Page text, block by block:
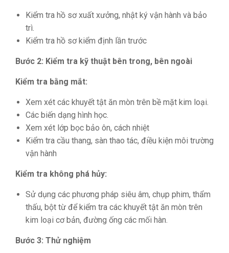
Kiểm tra hồ sơ xuất xưởng, nhật ký vận hành và bảo
trì.
Kiểm tra hồ sơ kiểm định lần trước
Bước 2: Kiểm tra kỹ thuật bên trong, bên ngoài
Kiểm tra bằng mắt:
Xem xét các khuyết tật ăn mòn trên bề mặt kim loại.
Các biến dạng hình học.
Xem xét lớp bọc bảo ôn, cách nhiệt
Kiểm tra cầu thang, sàn thao tác, điều kiện môi trường
vận hành
Kiểm tra không phá hủy:
Sử dụng các phương pháp siêu âm, chụp phim, thẩm
thấu, bột từ để kiểm tra các khuyết tật ăn mòn trên
kim loại cơ bản, đường ống các mối hàn.
Bước 3: Thử nghiệm